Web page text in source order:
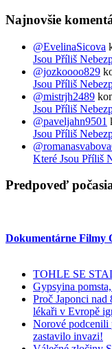
Najnovšie
@EvelinaSicova
Jsou Příliš
@jozkoooo829
Jsou Příliš
@mistrjh2489
Jsou Příliš
@paveljahn9501
Jsou Příliš
Které Jsou Příliš
Predpoveď
Dokumentárne Filmy
TOHLE SE
Gypsyina
Proč Japonci nad
lékaři v Evropě
Norové podcenili
zastavilo invazi!